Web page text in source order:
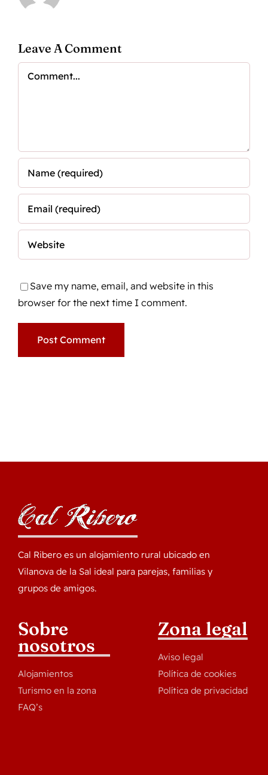
Leave A Comment
Comment
Save my name, email, and website in this
browser for the next time I comment.
Cal Ribero es un alojamiento rural ubicado en
Vilanova de la Sal ideal para parejas, familias y
grupos de amigos.
Sobre
nosotros
Alojamientos
Turismo en la zona
FAQ’s
Zona legal
Aviso legal
Política de cookies
Política de privacidad